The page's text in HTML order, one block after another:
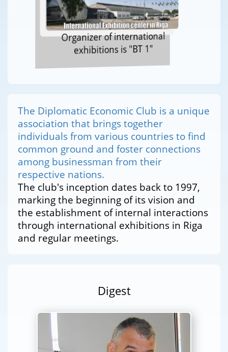
Organizer of international
exhibitions is "BT 1"
The Diplomatic Economic Club is a unique
association that brings together
individuals from various countries to find
common ground and foster connections
among businessman from their
respective nations.
The club's inception dates back to 1997,
marking the beginning of its vision and
the establishment of internal interactions
through international exhibitions in Riga
and regular meetings.
Digest